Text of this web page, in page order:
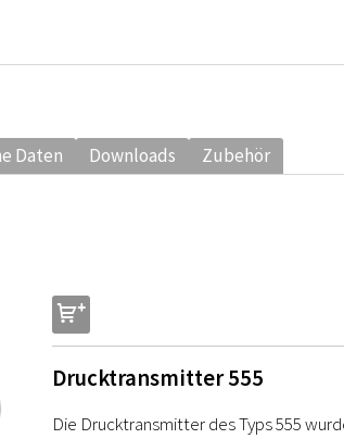
Daten Downloads Zubehör
s
Drucktransmitter 555
Die Drucktransmitter des Typs 555